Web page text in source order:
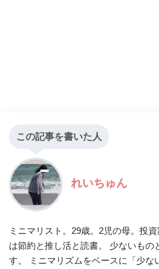
この記事を書いた人
れいちゅん
ミニマリスト。29歳。2児の母。投
は節約と推し活と読書。 少ないもの
す。 ミニマリズムをベースに「少な